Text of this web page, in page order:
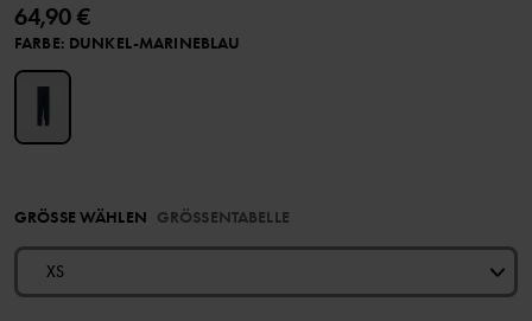
64,90 €
FARBE: DUNKEL-MARINEBLAU
GRÖSSE WÄHLEN GRÖSSENTABELLE
XS